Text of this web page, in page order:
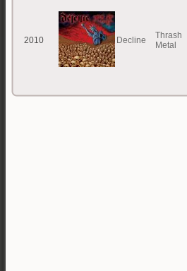
2010 Decline
Thrash
Metal